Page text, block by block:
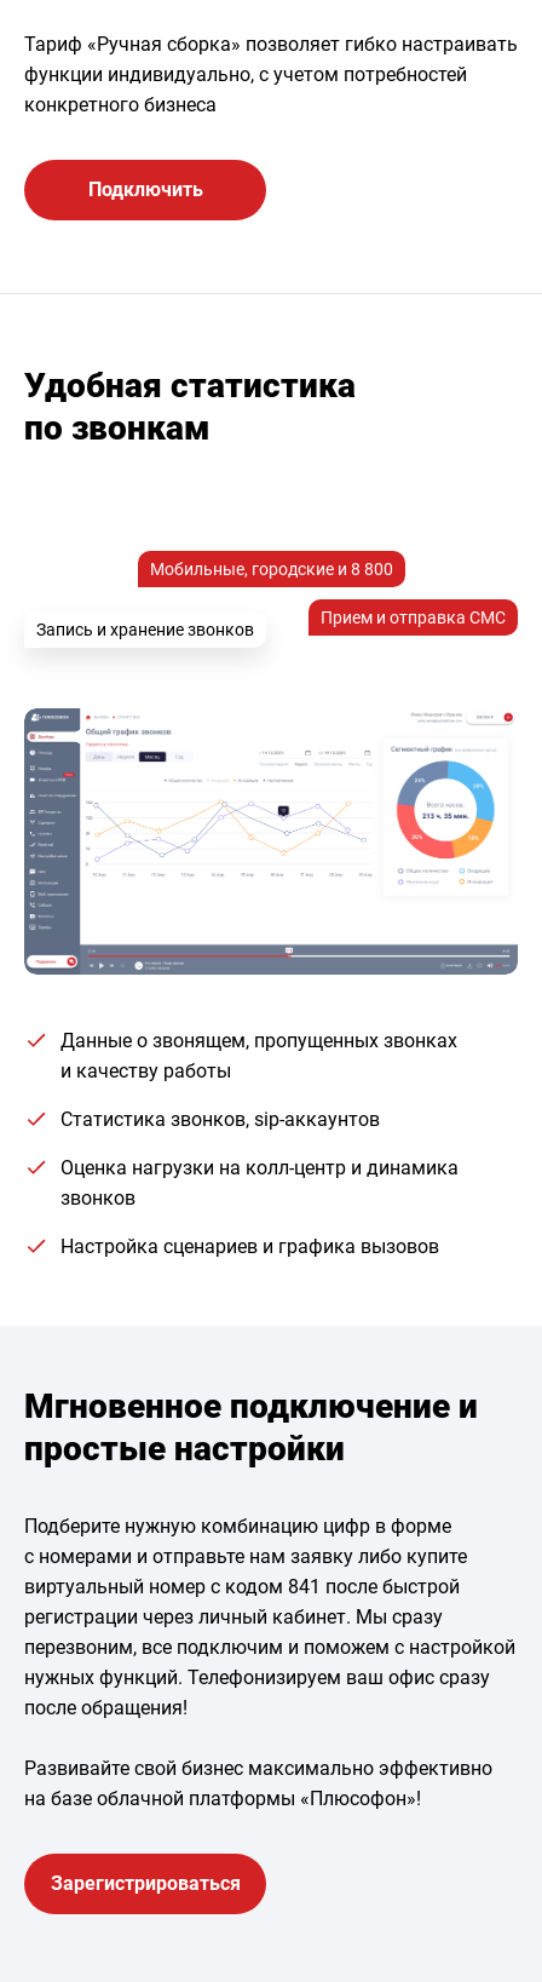
Тариф «Ручная сборка» позволяет гибко настраивать
функции индивидуально, с учетом потребностей
конкретного бизнеса
Подключить
Удобная статистика
по звонкам
Мобильные, городские и 8 800
Прием и отправка СМС
Запись и хранение звонков
Данные о звонящем, пропущенных звонках
и качеству работы
Статистика звонков, sip-аккаунтов
Оценка нагрузки на колл-центр и динамика
звонков
Настройка сценариев и графика вызовов
Мгновенное подключение и
простые настройки
Подберите нужную комбинацию цифр в форме
с номерами и отправьте нам заявку либо купите
виртуальный номер с кодом 841 после быстрой
регистрации через личный кабинет. Мы сразу
перезвоним, все подключим и поможем с настройкой
нужных функций. Телефонизируем ваш офис сразу
после обращения!
Развивайте свой бизнес максимально эффективно
на базе облачной платформы «Плюсофон»!
Зарегистрироваться